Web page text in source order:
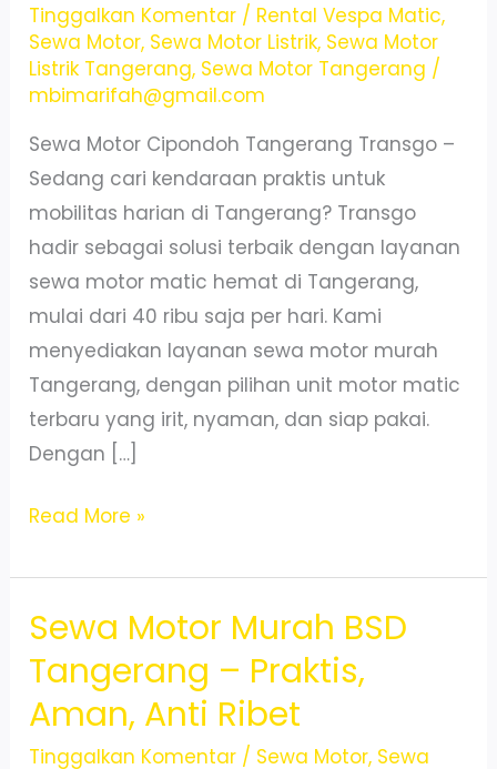
Tinggalkan Komentar / Rental Vespa Matic,
Sewa Motor, Sewa Motor Listrik, Sewa Motor
Listrik Tangerang, Sewa Motor Tangerang /
mbimarifah@gmail.com
Sewa Motor Cipondoh Tangerang Transgo –
Sedang cari kendaraan praktis untuk
mobilitas harian di Tangerang? Transgo
hadir sebagai solusi terbaik dengan layanan
sewa motor matic hemat di Tangerang,
mulai dari 40 ribu saja per hari. Kami
menyediakan layanan sewa motor murah
Tangerang, dengan pilihan unit motor matic
terbaru yang irit, nyaman, dan siap pakai.
Dengan […]
Sewa
Harian
Cipondoh
Tangerang
Murah
Terpercaya
Read More »
Sewa Motor Murah BSD
Tangerang – Praktis,
Aman, Anti Ribet
Tinggalkan Komentar / Sewa Motor, Sewa